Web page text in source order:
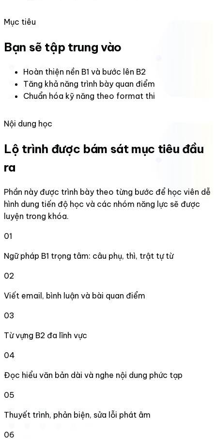
Mục tiêu
Bạn sẽ tập trung vào
Hoàn thiện nền B1 và bước lên B2
Tăng khả năng trình bày quan điểm
Chuẩn hóa kỹ năng theo format thi
Nội dung học
Lộ trình được bám sát mục tiêu đầu
ra
Phần này được trình bày theo từng bước để học viên dễ
hình dung tiến độ học và các nhóm năng lực sẽ được
luyện trong khóa.
01
Ngữ pháp B1 trọng tâm: câu phụ, thì, trật tự từ
02
Viết email, bình luận và bài quan điểm
03
Từ vựng B2 đa lĩnh vực
04
Đọc hiểu văn bản dài và nghe nội dung phức tạp
05
Thuyết trình, phản biện, sửa lỗi phát âm
06